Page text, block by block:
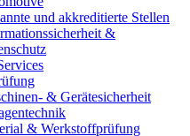
und akkreditierte Stellen
&
& Gerätesicherheit
& Werkstoffprüfung